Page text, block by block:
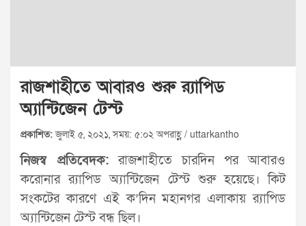
রাজশাহীতে আবারও শুরু র‌্যাপিড
অ্যান্টিজেন টেস্ট
প্রকাশিত:জুলাই ৫, ২০২১, সময়: ৫:০২ অপরাহ্ণ / uttarkantho
নিজস্ব প্রতিবেদক: রাজশাহীতে চারদিন পর আবারও
করোনার র‌্যাপিড অ্যান্টিজেন টেস্ট শুরু হয়েছে। কিট
সংকটের কারণে এই ক’দিন মহানগর এলাকায় র‌্যাপিড
অ্যান্টিজেন টেস্ট বন্ধ ছিল।